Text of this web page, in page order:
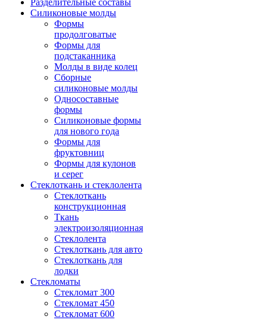
Разделительные составы
Силиконовые молды
Формы
продолговатые
Формы для
подстаканника
Молды в виде колец
Сборные
силиконовые молды
Односоставные
формы
Силиконовые формы
для нового года
Формы для
фруктовниц
Формы для кулонов
и серег
Стеклоткань и стеклолента
Стеклоткань
конструкционная
Ткань
электроизоляционная
Стеклолента
Стеклоткань для авто
Стеклоткань для
лодки
Стекломаты
Стекломат 300
Стекломат 450
Стекломат 600